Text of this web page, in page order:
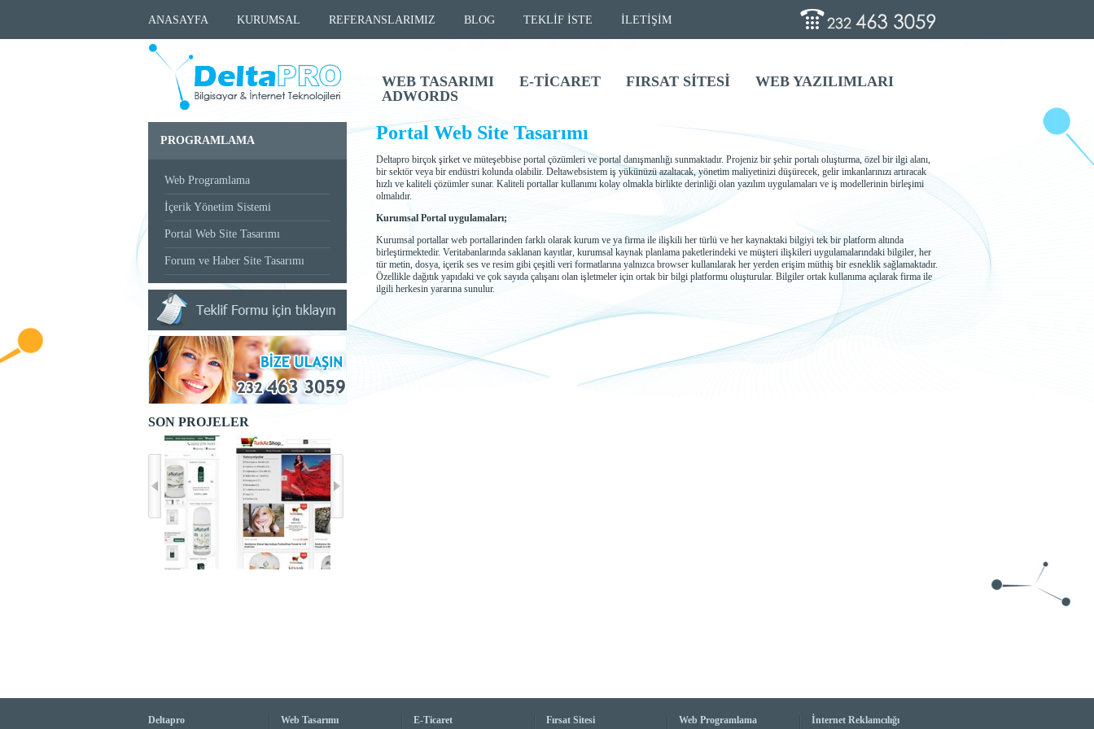
ANASAYFA KURUMSAL REFERANSLARIMIZ BLOG TEKLİF İSTE İLETİŞİM
WEB TASARIMI E-TİCARET FIRSAT SİTESİ
WEB YAZILIMLARI
ADWORDS
PROGRAMLAMA
Web Programlama
İçerik Yönetim Sistemi
Portal Web Site Tasarımı
Forum ve Haber Site Tasarımı
SON PROJELER
Portal Web Site Tasarımı
Deltapro birçok şirket ve müteşebbise portal çözümleri ve portal danışmanlığı sunmaktadır. Projeniz bir şehir portalı oluşturma, özel bir ilgi alanı,
bir sektör veya bir endüstri kolunda olabilir. Deltawebsistem iş yükünüzü azaltacak, yönetim maliyetinizi düşürecek, gelir imkanlarınızı artıracak
hızlı ve kaliteli çözümler sunar. Kaliteli portallar kullanımı kolay olmakla birlikte derinliği olan yazılım uygulamaları ve iş modellerinin birleşimi
olmalıdır.
Kurumsal Portal uygulamaları;
Kurumsal portallar web portallarinden farklı olarak kurum ve ya firma ile ilişkili her türlü ve her kaynaktaki bilgiyi tek bir platform altında
birleştirmektedir. Veritabanlarında saklanan kayıtlar, kurumsal kaynak planlama paketlerindeki ve müşteri ilişkileri uygulamalarındaki bilgiler, her
tür metin, dosya, içerik ses ve resim gibi çeşitli veri formatlarına yalnızca browser kullanılarak her yerden erişim müthiş bir esneklik sağlamaktadır.
Özellikle dağıtık yapıdaki ve çok sayıda çalışanı olan işletmeler için ortak bir bilgi platformu oluşturular. Bilgiler ortak kullanıma açılarak firma ile
ilgili herkesin yararına sunulur.
Deltapro Web Tasarımı E-Ticaret Fırsat Sitesi Web Programlama İnternet Reklamcılığı